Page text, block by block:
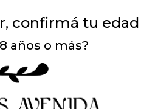
confirmá tu edad
años o más?